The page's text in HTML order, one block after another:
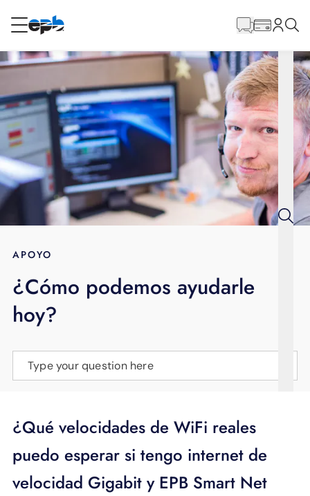
RESIDENCIAL
Internet
Energía
Televisión
BLOG
APOYO
principal
APOYO
¿Cómo podemos ayudarle
hoy?
Type your question here
¿Qué velocidades de WiFi reales
puedo esperar si tengo internet de
velocidad Gigabit y EPB Smart Net